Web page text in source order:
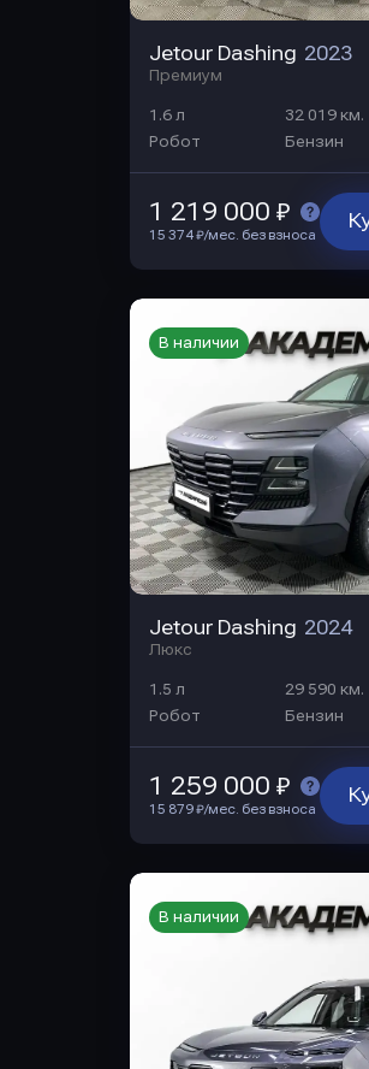
Jetour Dashing 2023
Премиум
1.6 л 32 019 км.
Робот
Бензин
1 219 000 ₽
15 374 ₽/мес. без взноса
Jetour Dashing 2024
Люкс
1.5 л 29 590 км.
Робот
Бензин
В наличии
1 259 000 ₽
15 879 ₽/мес. без взноса
В наличии